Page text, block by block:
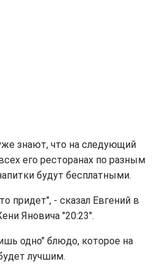
знают, что на следующий
его ресторанах по разным
будут бесплатными.
придет", - сказал Евгений в
Яновича "20:23".
одно" блюдо, которое на
лучшим.